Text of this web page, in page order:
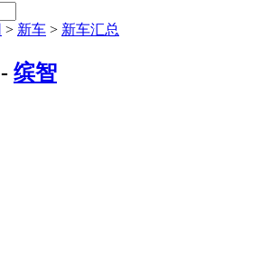
> 新车 > 新车汇总
- 缤智